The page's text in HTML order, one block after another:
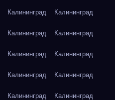
Калининград Калининград
Калининград Калининград
Калининград Калининград
Калининград Калининград
Калининград Калининград